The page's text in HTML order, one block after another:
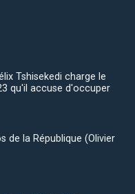
Tshisekedi charge le
qu'il accuse d'occuper
de la République (Olivier